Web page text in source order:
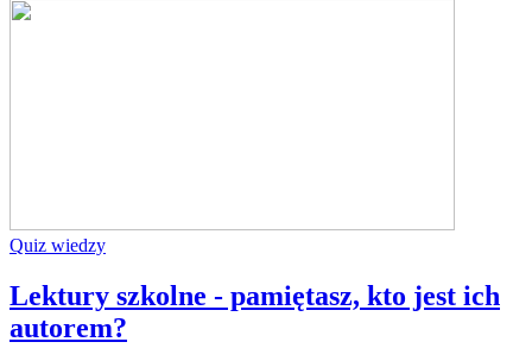
Quiz wiedzy
Lektury szkolne - pamiętasz, kto jest ich
autorem?